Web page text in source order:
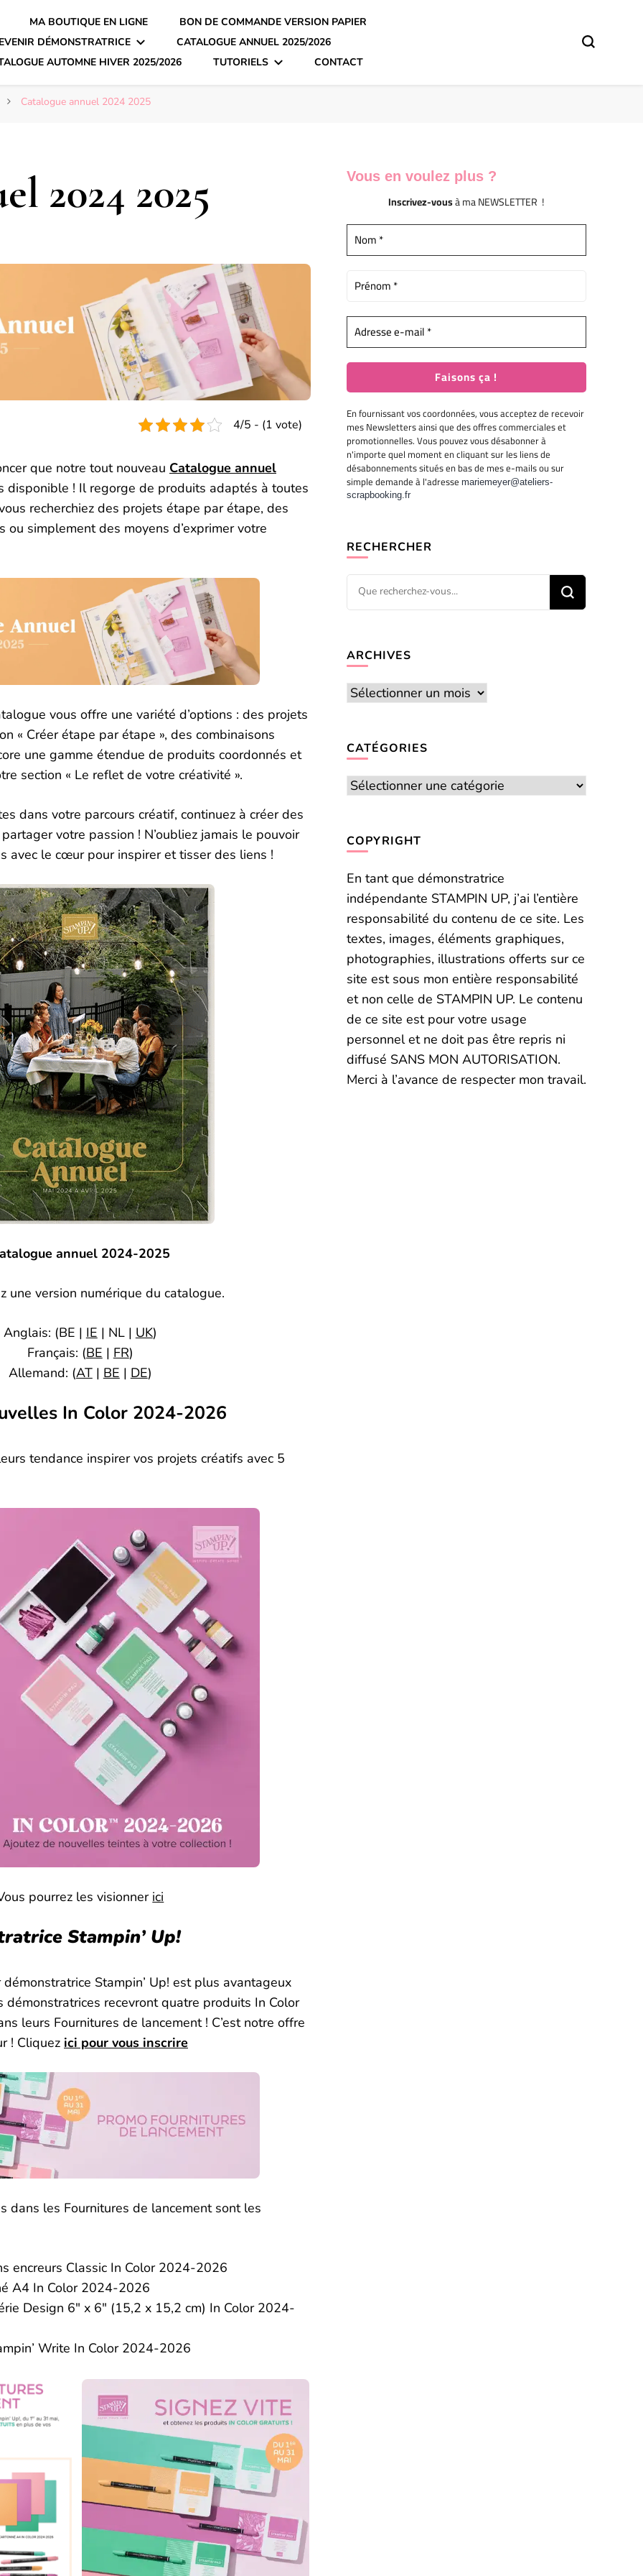
MA BOUTIQUE EN LIGNE
BON DE COMMANDE VERSION PAPIER
DÉMONSTRATRICE
CATALOGUE ANNUEL 2025/2026
AUTOMNE HIVER 2025/2026
TUTORIELS CONTACT
Catalogue annuel 2024 2025
2024 2025
4/5 - (1 vote)
que notre tout nouveau Catalogue annuel
disponible ! Il regorge de produits adaptés à toutes
recherchiez des projets étape par étape, des
ou simplement des moyens d’exprimer votre
vous offre une variété d’options : des projets
« Créer étape par étape », des combinaisons
une gamme étendue de produits coordonnés et
section « Le reflet de votre créativité ».
dans votre parcours créatif, continuez à créer des
votre passion ! N’oubliez jamais le pouvoir
avec le cœur pour inspirer et tisser des liens !
annuel 2024-2025
une version numérique du catalogue.
Anglais: (BE | IE | NL | UK)
Français: (BE | FR)
Allemand: (AT| BE | DE)
In Color 2024-2026
tendance inspirer vos projets créatifs avec 5
pourrez les visionner ici
Stampin’ Up!
Stampin’ Up! est plus avantageux
démonstratrices recevront quatre produits In Color
leurs Fournitures de lancement ! C’est notre offre
! Cliquez ici pour vous inscrire
dans les Fournitures de lancement sont les
encreurs Classic In Color 2024-2026
A4 In Color 2024-2026
Design 6″ x 6″ (15,2 x 15,2 cm) In Color 2024-
Write In Color 2024-2026
Vous en voulez plus ?
Inscrivez-vousà ma NEWSLETTER !
En fournissant vos coordonnées, vous acceptez de recevoir
mes Newsletters ainsi que des offres commerciales et
promotionnelles. Vous pouvez vous désabonner à
n'importe quel moment en cliquant sur les liens de
désabonnements situés en bas de mes e-mails ou sur
simple demande à l'adresse mariemeyer@ateliers-
scrapbooking.fr
RECHERCHER
Vous
recherchiez
ARCHIVES
Archives
CATÉGORIES
Catégories
COPYRIGHT
En tant que démonstratrice
indépendante STAMPIN UP, j’ai l’entière
responsabilité du contenu de ce site. Les
textes, images, éléments graphiques,
photographies, illustrations offerts sur ce
site est sous mon entière responsabilité
et non celle de STAMPIN UP. Le contenu
de ce site est pour votre usage
personnel et ne doit pas être repris ni
diffusé SANS MON AUTORISATION.
Merci à l’avance de respecter mon travail.